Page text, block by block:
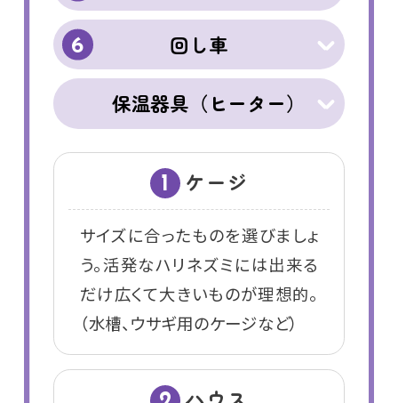
6 回し車
保温器具（ヒーター）
1 ケージ
サイズに合ったものを選びましょ
う。活発なハリネズミには出来る
だけ広くて大きいものが理想的。
（水槽、ウサギ用のケージなど）